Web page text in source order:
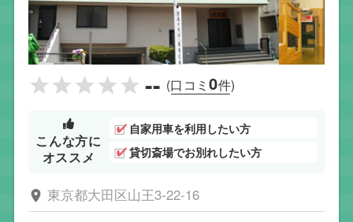
-- (口コミ0件)
こんな方に
オススメ
自家用車を利用したい方
貸切斎場でお別れしたい方
東京都大田区山王3-22-16